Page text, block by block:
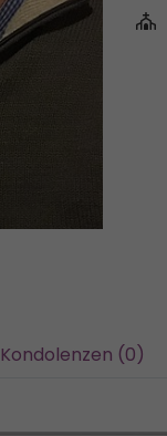
Kondolenzen (0)